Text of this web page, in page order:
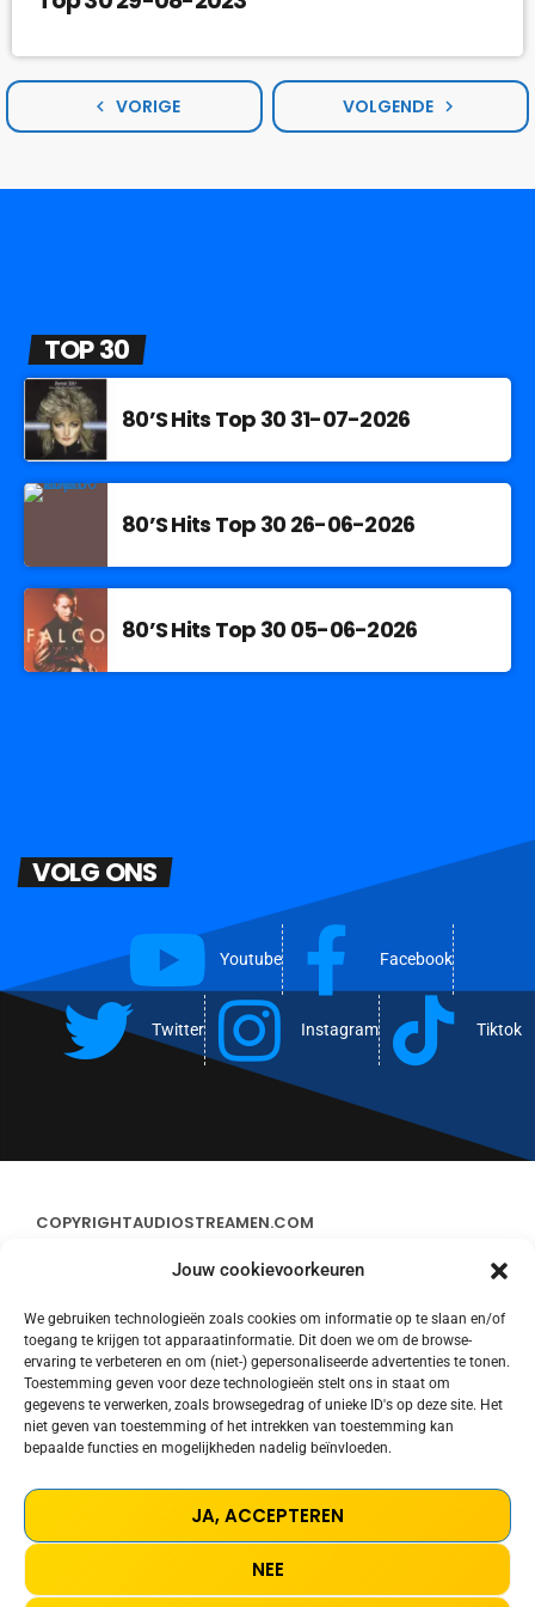
Jouw cookievoorkeuren
We gebruiken technologieën zoals cookies om informatie op te slaan en/of
toegang te krijgen tot apparaatinformatie. Dit doen we om de browse-
ervaring te verbeteren en om (niet-) gepersonaliseerde advertenties te tonen.
Toestemming geven voor deze technologieën stelt ons in staat om
gegevens te verwerken, zoals browsegedrag of unieke ID's op deze site. Het
niet geven van toestemming of het intrekken van toestemming kan
bepaalde functies en mogelijkheden nadelig beïnvloeden.
JA, ACCEPTEREN
NEE
navigate_before VORIGE VOLGENDE navigate_next
TOP 30
80’S Hits Top 30 31-07-2026
80’S Hits Top 30 26-06-2026
80’S Hits Top 30 05-06-2026
VOLG ONS
Youtube Facebook
Twitter Instagram Tiktok
COPYRIGHTAUDIOSTREAMEN.COM
CONTACT
STREAMS
COOKIE POLICY (EU)